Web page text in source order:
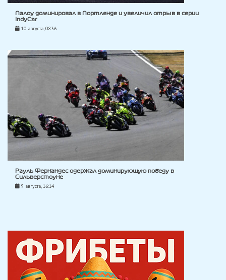
Палоу доминировал в Портленде и увеличил отрыв в серии
IndyCar
10 августа, 08:36
Рауль Фернандес одержал доминирующую победу в
Сильверстоуне
9 августа, 16:14